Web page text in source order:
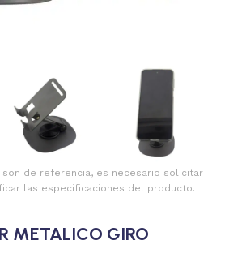
de referencia, es necesario solicitar
las especificaciones del producto.
METALICO GIRO